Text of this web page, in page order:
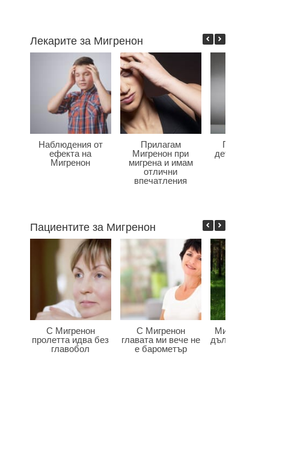
Лекарите за Мигренон
Наблюдения от
ефекта на
Мигренон
Прилагам
Мигренон при
мигрена и имам
отлични
впечатления
Главоболие в
детската възраст
Пациентите за Мигренон
С Мигренон
пролетта идва без
главобол
С Мигренон
главата ми вече не
е барометър
Мигренон победи
дългогодишната ми